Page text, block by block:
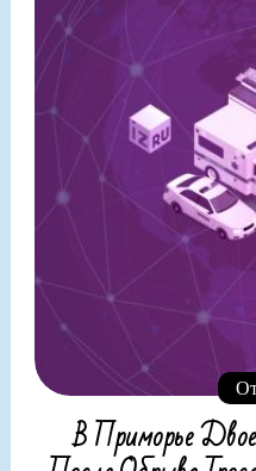
В Приморье